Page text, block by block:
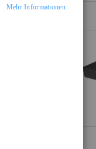
Mehr Informationen